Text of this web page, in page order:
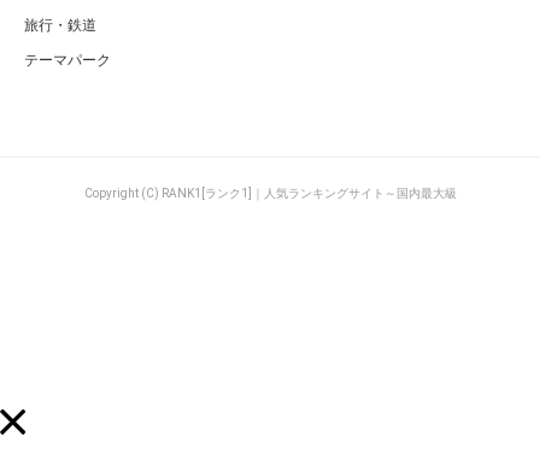
旅行・鉄道
テーマパーク
Copyright (C) RANK1[ランク1]｜人気ランキングサイト～国内最大級